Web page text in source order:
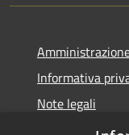
Informativa
Note legali
Dichiarazione